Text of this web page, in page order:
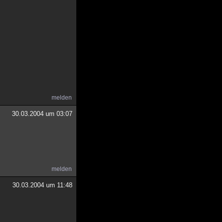
melden
30.03.2004 um 03:07
melden
30.03.2004 um 11:48